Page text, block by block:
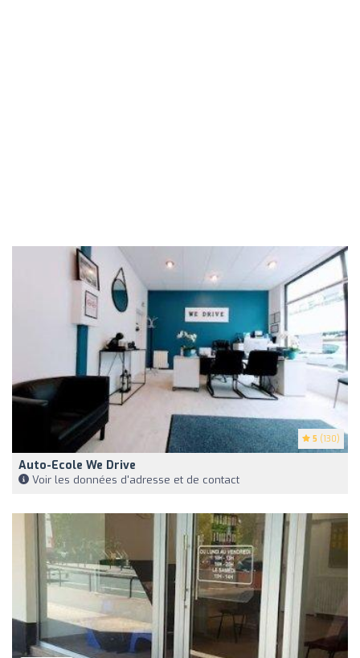
5 (130)
Auto-Ecole We Drive
Voir les données d'adresse et de contact